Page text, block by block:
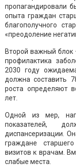
пропагандировали
опыта граждан
благополучного
«преодоление
Второй важный блок
профилактика
2030 году
должна составить
роста определяют
лет.
Одной из мер,
показателей,
диспансеризации.
граждане
визитов к врачам.
слабые места.